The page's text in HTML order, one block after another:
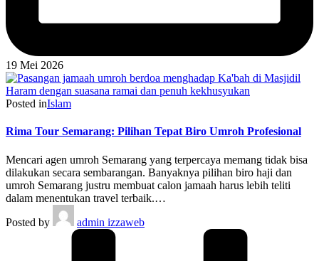
19 Mei 2026
Posted inIslam
Rima Tour Semarang: Pilihan Tepat Biro Umroh Profesional
Mencari agen umroh Semarang yang terpercaya memang tidak bisa
dilakukan secara sembarangan. Banyaknya pilihan biro haji dan
umroh Semarang justru membuat calon jamaah harus lebih teliti
dalam menentukan travel terbaik.…
Posted by
admin izzaweb